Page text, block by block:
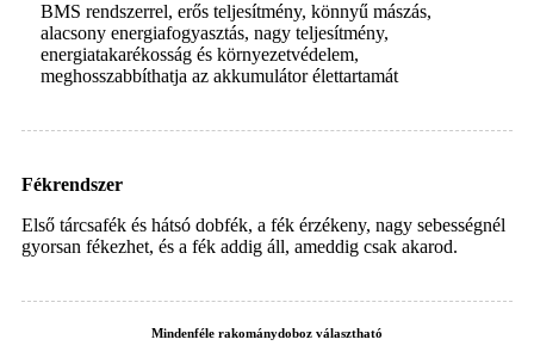
BMS rendszerrel, erős teljesítmény, könnyű mászás,
alacsony energiafogyasztás, nagy teljesítmény,
energiatakarékosság és környezetvédelem,
meghosszabbíthatja az akkumulátor élettartamát
Fékrendszer
Első tárcsafék és hátsó dobfék, a fék érzékeny, nagy sebességnél
gyorsan fékezhet, és a fék addig áll, ameddig csak akarod.
Mindenféle rakománydoboz választható